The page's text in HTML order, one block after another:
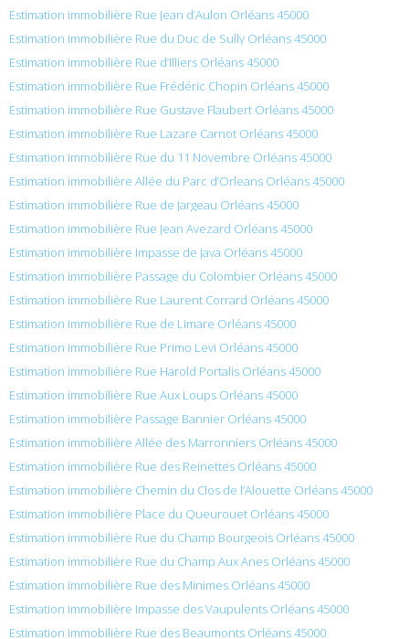
Estimation immobilière Rue Jean d’Aulon Orléans 45000
Estimation immobilière Rue du Duc de Sully Orléans 45000
Estimation immobilière Rue d’Illiers Orléans 45000
Estimation immobilière Rue Frédéric Chopin Orléans 45000
Estimation immobilière Rue Gustave Flaubert Orléans 45000
Estimation immobilière Rue Lazare Carnot Orléans 45000
Estimation immobilière Rue du 11 Novembre Orléans 45000
Estimation immobilière Allée du Parc d’Orleans Orléans 45000
Estimation immobilière Rue de Jargeau Orléans 45000
Estimation immobilière Rue Jean Avezard Orléans 45000
Estimation immobilière Impasse de Java Orléans 45000
Estimation immobilière Passage du Colombier Orléans 45000
Estimation immobilière Rue Laurent Corrard Orléans 45000
Estimation immobilière Rue de Limare Orléans 45000
Estimation immobilière Rue Primo Levi Orléans 45000
Estimation immobilière Rue Harold Portalis Orléans 45000
Estimation immobilière Rue Aux Loups Orléans 45000
Estimation immobilière Passage Bannier Orléans 45000
Estimation immobilière Allée des Marronniers Orléans 45000
Estimation immobilière Rue des Reinettes Orléans 45000
Estimation immobilière Chemin du Clos de l’Alouette Orléans 45000
Estimation immobilière Place du Queurouet Orléans 45000
Estimation immobilière Rue du Champ Bourgeois Orléans 45000
Estimation immobilière Rue du Champ Aux Anes Orléans 45000
Estimation immobilière Rue des Minimes Orléans 45000
Estimation immobilière Impasse des Vaupulents Orléans 45000
Estimation immobilière Rue des Beaumonts Orléans 45000